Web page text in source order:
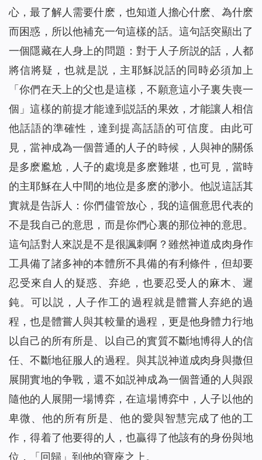
心，最了解人需要什麽，也知道人擔心什麽、為什麽
而困惑，所以他補充一句這樣的話。這句話突顯出了
一個隱藏在人身上的問題：對于人子所説的話，人都
將信將疑，也就是説，主耶穌説話的同時必須加上
「你們在天上的父也是這樣，不願意這小子裏失喪一
個」這樣的前提才能達到説話的果效，才能讓人相信
他話語的準確性，達到提高話語的可信度。由此可
見，當神成為一個普通的人子的時候，人與神的關係
是多麽尷尬，人子的處境是多麽難堪，也可見，當時
的主耶穌在人中間的地位是多麽的渺小。他説這話其
實就是告訴人：你們儘管放心，我的這個意思代表的
不是我自己的意思，而是你們心裏的那位神的意思。
這句話對人來説是不是很諷刺啊？雖然神道成肉身作
工具備了諸多神的本體所不具備的有利條件，但却要
忍受來自人的疑惑、弃絶，也要忍受人的麻木、遲
鈍。可以説，人子作工的過程就是體嘗人弃絶的過
程，也是體嘗人與其較量的過程，更是他身體力行地
以自己的所有所是、以自己的實質不斷地博得人的信
任、不斷地征服人的過程。與其説神道成肉身與撒但
展開實地的争戰，還不如説神成為一個普通的人與跟
隨他的人展開一場博弈，在這場博弈中，人子以他的
卑微、他的所有所是、他的愛與智慧完成了他的工
作，得着了他要得的人，也贏得了他該有的身份與地
位，「回歸」到他的寶座之上。